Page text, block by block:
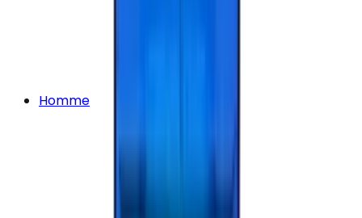
Homme